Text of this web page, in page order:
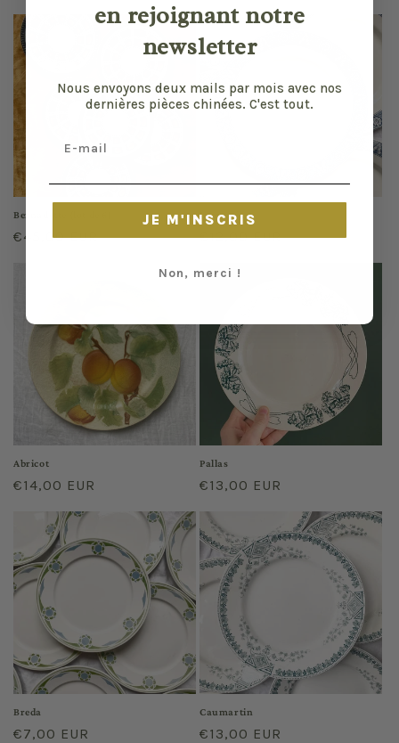
habituel
Bernadette (lot de 6)
Prix
€45,00 EUR
Lamartine
Prix
€12,00 EUR
Abricot
Prix
€14,00 EUR
Pallas
Prix
€13,00 EUR
Breda
Prix
€7,00 EUR
Caumartin
Prix
€13,00 EUR
en rejoignant notre
newsletter
Nous envoyons deux mails par mois avec nos
dernières pièces chinées. C'est tout.
JE M'INSCRIS
Non, merci !